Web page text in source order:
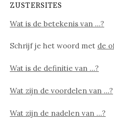
ZUSTERSITES
Wat is de betekenis van …?
Schrijf je het woord met de
Wat is de definitie van …?
Wat zijn de voordelen van …?
Wat zijn de nadelen van …?